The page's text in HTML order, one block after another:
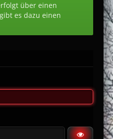
über einen
es dazu einen